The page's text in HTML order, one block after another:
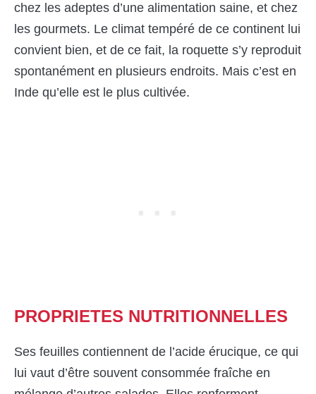
chez les adeptes d’une alimentation saine, et chez
les gourmets. Le climat tempéré de ce continent lui
convient bien, et de ce fait, la roquette s’y reproduit
spontanément en plusieurs endroits. Mais c’est en
Inde qu’elle est le plus cultivée.
PROPRIETES NUTRITIONNELLES
Ses feuilles contiennent de l’acide érucique, ce qui
lui vaut d’être souvent consommée fraîche en